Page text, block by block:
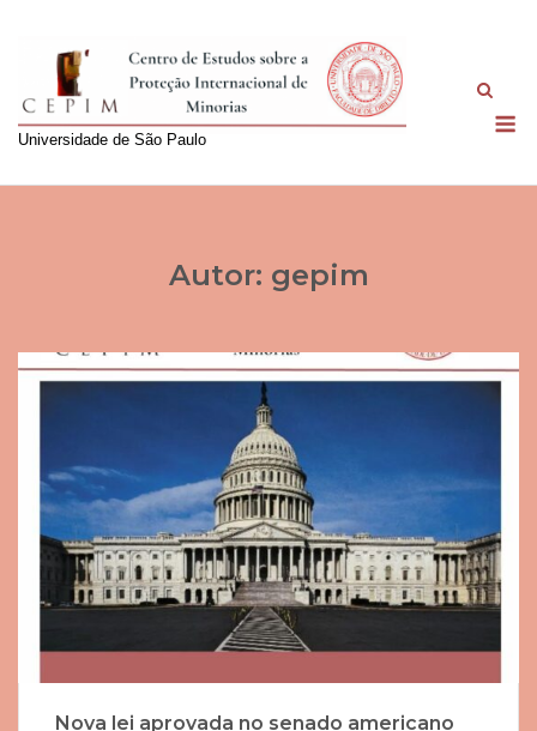
content
Universidade de São Paulo
Autor: gepim
Nova lei aprovada no senado americano